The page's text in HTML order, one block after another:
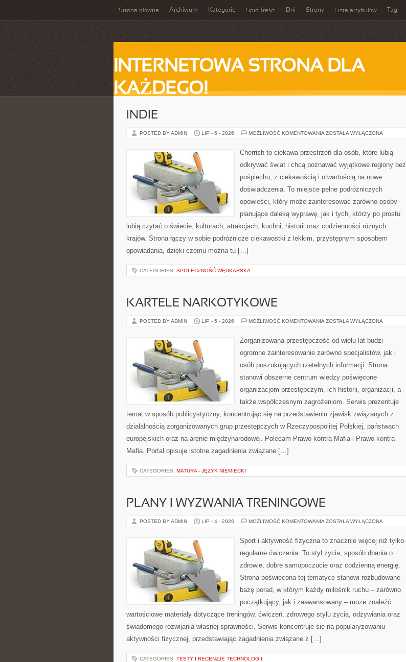
Strona główna Archiwum Kategorie Spis Treści Dni Strony Lista artykułów Tagi
INTERNETOWA STRONA DLA
KAŻDEGO!
INDIE
POSTED BY ADMIN LIP - 6 - 2026 MOŻLIWOŚĆ KOMENTOWANIA INDIE
ZOSTAŁA WYŁĄCZONA
Cherrish to ciekawa przestrzeń dla osób, które lubią
odkrywać świat i chcą poznawać wyjątkowe regiony bez
pośpiechu, z ciekawością i otwartością na nowe
doświadczenia. To miejsce pełne podróżniczych
opowieści, który może zainteresować zarówno osoby
planujące daleką wyprawę, jak i tych, którzy po prostu
lubią czytać o świecie, kulturach, atrakcjach, kuchni, historii oraz codzienności różnych
krajów. Strona łączy w sobie podróżnicze ciekawostki z lekkim, przystępnym sposobem
opowiadania, dzięki czemu można tu […]
CATEGORIES: SPOŁECZNOŚĆ WĘDKARSKA
KARTELE NARKOTYKOWE
POSTED BY ADMIN LIP - 5 - 2026 MOŻLIWOŚĆ KOMENTOWANIA KARTELE
ZOSTAŁA WYŁĄCZONA
Zorganizowana przestępczość od wielu lat budzi
ogromne zainteresowanie zarówno specjalistów, jak i
osób poszukujących rzetelnych informacji. Strona
stanowi obszerne centrum wiedzy poświęcone
organizacjom przestępczym, ich historii, organizacji, a
także współczesnym zagrożeniom. Serwis prezentuje
temat w sposób publicystyczny, koncentrując się na przedstawieniu zjawisk związanych z
działalnością zorganizowanych grup przestępczych w Rzeczypospolitej Polskiej, państwach
europejskich oraz na arenie międzynarodowej. Polecam Prawo kontra Mafia i Prawo kontra
Mafia. Portal opisuje istotne zagadnienia związane […]
CATEGORIES: MATURA - JĘZYK NIEMIECKI
PLANY I WYZWANIA TRENINGOWE
POSTED BY ADMIN LIP - 4 - 2026 MOŻLIWOŚĆ KOMENTOWANIA PLANY
TRENINGOWE
ZOSTAŁA WYŁĄCZONA
Sport i aktywność fizyczna to znacznie więcej niż tylko
regularne ćwiczenia. To styl życia, sposób dbania o
zdrowie, dobre samopoczucie oraz codzienną energię.
Strona poświęcona tej tematyce stanowi rozbudowane
bazę porad, w którym każdy miłośnik ruchu – zarówno
początkujący, jak i zaawansowany – może znaleźć
wartościowe materiały dotyczące treningów, ćwiczeń, zdrowego stylu życia, odżywiania oraz
świadomego rozwijania własnej sprawności. Serwis koncentruje się na popularyzowaniu
aktywności fizycznej, przedstawiając zagadnienia związane z […]
CATEGORIES: TESTY I RECENZJE TECHNOLOGII